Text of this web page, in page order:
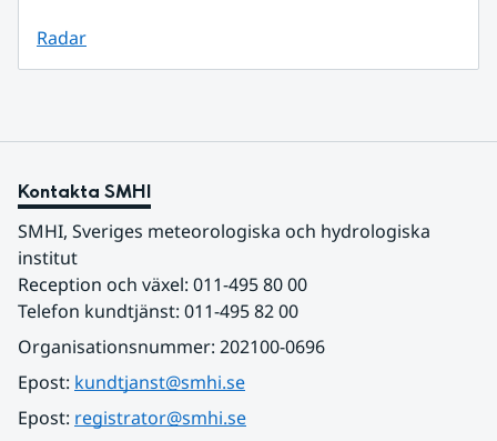
Radar
Kontakta SMHI
SMHI, Sveriges meteorologiska och hydrologiska
institut
Reception och växel: 011-495 80 00
Telefon kundtjänst: 011-495 82 00
Organisationsnummer: 202100-0696
Epost: kundtjanst@smhi.se
Epost: registrator@smhi.se